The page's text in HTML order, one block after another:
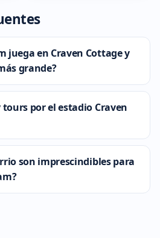
juega en Craven Cottage y
grande?
por el estadio Craven
son imprescindibles para